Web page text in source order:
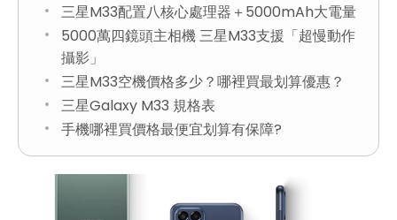
三星M33配置八核心處理器＋5000mAh大電量
5000萬四鏡頭主相機 三星M33支援「超慢動作
攝影」
三星M33空機價格多少？哪裡買最划算優惠？
三星Galaxy M33 規格表
手機哪裡買價格最便宜划算有保障?